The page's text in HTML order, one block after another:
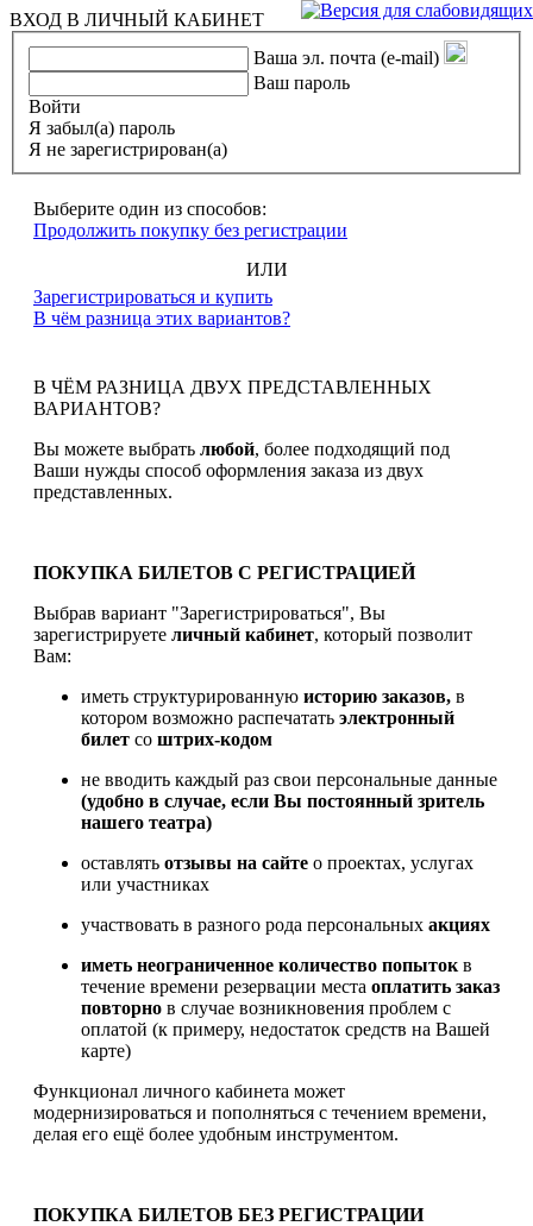
ВХОД В ЛИЧНЫЙ КАБИНЕТ
Ваша эл. почта (e-mail)
Ваш пароль
Войти
Я забыл(а) пароль
Я не зарегистрирован(а)
Выберите один из способов:
Продолжить покупку без регистрации
ИЛИ
Зарегистрироваться и купить
В чём разница этих вариантов?
В ЧЁМ РАЗНИЦА ДВУХ ПРЕДСТАВЛЕННЫХ
ВАРИАНТОВ?
Вы можете выбрать любой, более подходящий под
Ваши нужды способ оформления заказа из двух
представленных.
ПОКУПКА БИЛЕТОВ С РЕГИСТРАЦИЕЙ
Выбрав вариант "Зарегистрироваться", Вы
зарегистрируете личный кабинет, который позволит
Вам:
иметь структурированную историю заказов, в
котором возможно распечатать электронный
билет со штрих-кодом
не вводить каждый раз свои персональные данные
(удобно в случае, если Вы постоянный зритель
нашего театра)
оставлять отзывы на сайте о проектах, услугах
или участниках
участвовать в разного рода персональных акциях
иметь неограниченное количество попыток в
течение времени резервации места оплатить заказ
повторно в случае возникновения проблем с
оплатой (к примеру, недостаток средств на Вашей
карте)
Функционал личного кабинета может
модернизироваться и пополняться с течением времени,
делая его ещё более удобным инструментом.
ПОКУПКА БИЛЕТОВ БЕЗ РЕГИСТРАЦИИ